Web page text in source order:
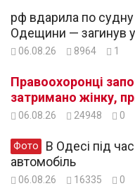
рф вдарила по
Одещини — загинув
06.08.26 8964 1
Правоохоронці
затримано жінку,
06.08.26 24948 0
Фото
автомобіль
06.08.26 16335 0